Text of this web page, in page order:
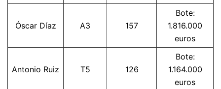
Óscar Díaz A3 157
Bote:
1.816.000
euros
Antonio Ruiz T5 126
Bote:
1.164.000
euros